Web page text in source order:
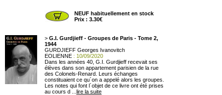
NEUF habituellement en stock
Prix : 3.30€
> G.I. Gurdjieff - Groupes de Paris - Tome 2,
1944
GURDJIEFF Georges Ivanovitch
EOLIENNE : 10/09/2020
Dans les années 40, G.I. Gurdjieff recevait ses
élèves dans son appartement parisien de la rue
des Colonels-Renard. Leurs échanges
constituaient ce qu´on a appelé alors les groupes.
Les notes qui font l´objet de ce livre ont été prises
au cours d ... lire la suite